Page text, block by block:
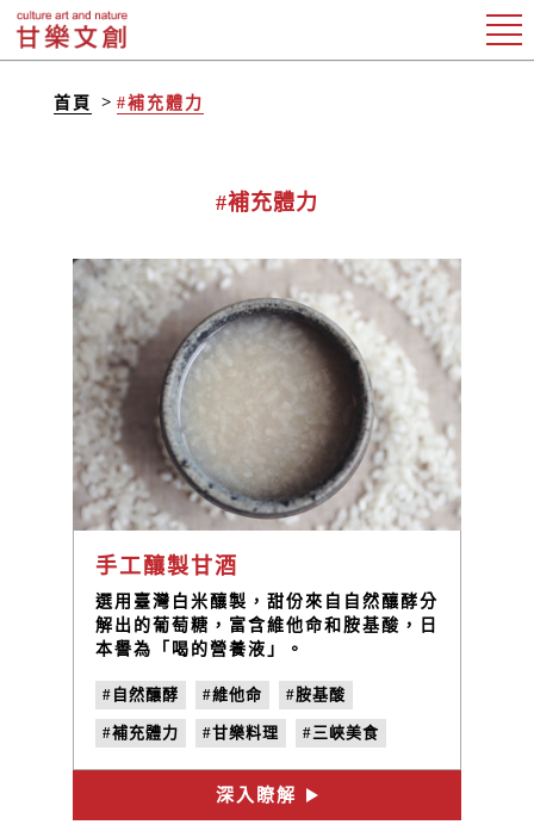
首頁 #補充體力
#補充體力
手工釀製甘酒
選用臺灣白米釀製，甜份來自自然釀酵分
解出的葡萄糖，富含維他命和胺基酸，日
本譽為「喝的營養液」。
#自然釀酵 #維他命 #胺基酸
#補充體力 #甘樂料理 #三峽美食
深入瞭解